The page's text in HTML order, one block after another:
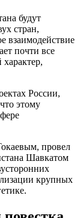
будут
стран,
взаимодействие
почти все
России,
этому
провел
Шавкатом
крупных